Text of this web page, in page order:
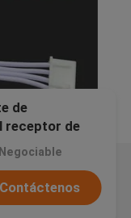
de
receptor de
CA-
Contáctenos